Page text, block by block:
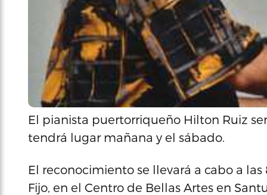
El pianista puertorriqueño Hilton Ruiz
tendrá lugar mañana y el sábado.
El reconocimiento se llevará a cabo a
Fijo, en el Centro de Bellas Artes en